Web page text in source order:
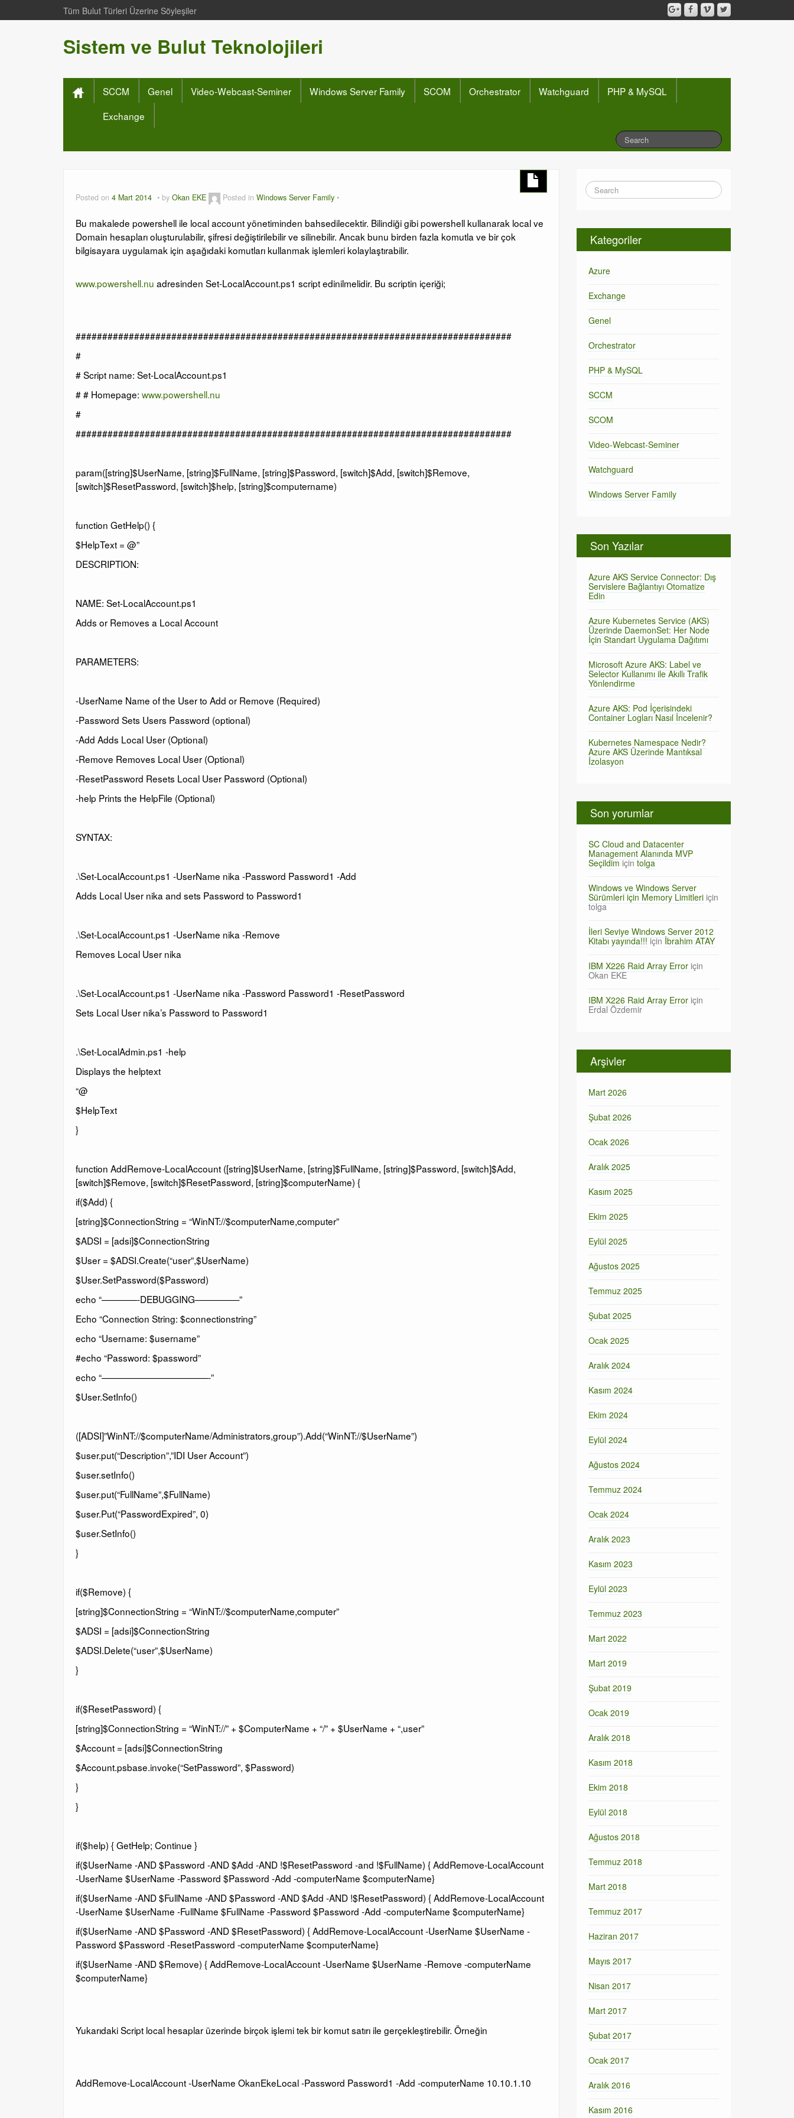
Tüm Bulut Türleri Üzerine Söyleşiler
Sistem ve Bulut Teknolojileri
SCCM Genel Video-Webcast-Seminer Windows Server Family SCOM Orchestrator Watchguard
PHP & MySQL
Exchange
Posted on 4 Mart 2014 by Okan EKE Posted in Windows Server Family
Bu makalede powershell ile local account yönetiminden bahsedilecektir. Bilindiği gibi powershell kullanarak local ve
Domain hesapları oluşturulabilir, şifresi değiştirilebilir ve silinebilir. Ancak bunu birden fazla komutla ve bir çok
bilgisayara uygulamak için aşağıdaki komutları kullanmak işlemleri kolaylaştırabilir.
www.powershell.nu adresinden Set-LocalAccount.ps1 script edinilmelidir. Bu scriptin içeriği;
##################################################################################
#
# Script name: Set-LocalAccount.ps1
# # Homepage: www.powershell.nu
#
##################################################################################
param([string]$UserName, [string]$FullName, [string]$Password, [switch]$Add, [switch]$Remove,
[switch]$ResetPassword, [switch]$help, [string]$computername)
function GetHelp() {
$HelpText = @”
DESCRIPTION:
NAME: Set-LocalAccount.ps1
Adds or Removes a Local Account
PARAMETERS:
-UserName Name of the User to Add or Remove (Required)
-Password Sets Users Password (optional)
-Add Adds Local User (Optional)
-Remove Removes Local User (Optional)
-ResetPassword Resets Local User Password (Optional)
-help Prints the HelpFile (Optional)
SYNTAX:
.\Set-LocalAccount.ps1 -UserName nika -Password Password1 -Add
Adds Local User nika and sets Password to Password1
.\Set-LocalAccount.ps1 -UserName nika -Remove
Removes Local User nika
.\Set-LocalAccount.ps1 -UserName nika -Password Password1 -ResetPassword
Sets Local User nika’s Password to Password1
.\Set-LocalAdmin.ps1 -help
Displays the helptext
“@
$HelpText
}
function AddRemove-LocalAccount ([string]$UserName, [string]$FullName, [string]$Password, [switch]$Add,
[switch]$Remove, [switch]$ResetPassword, [string]$computerName) {
if($Add) {
[string]$ConnectionString = “WinNT://$computerName,computer”
$ADSI = [adsi]$ConnectionString
$User = $ADSI.Create(“user”,$UserName)
$User.SetPassword($Password)
echo “————-DEBUGGING—————”
Echo “Connection String: $connectionstring”
echo “Username: $username”
#echo “Password: $password”
echo “————————————-”
$User.SetInfo()
([ADSI]”WinNT://$computerName/Administrators,group”).Add(“WinNT://$UserName”)
$user.put(“Description”,”IDI User Account”)
$user.setInfo()
$user.put(“FullName”,$FullName)
$user.Put(“PasswordExpired”, 0)
$user.SetInfo()
}
if($Remove) {
[string]$ConnectionString = “WinNT://$computerName,computer”
$ADSI = [adsi]$ConnectionString
$ADSI.Delete(“user”,$UserName)
}
if($ResetPassword) {
[string]$ConnectionString = “WinNT://” + $ComputerName + “/” + $UserName + “,user”
$Account = [adsi]$ConnectionString
$Account.psbase.invoke(“SetPassword”, $Password)
}
}
if($help) { GetHelp; Continue }
if($UserName -AND $Password -AND $Add -AND !$ResetPassword -and !$FullName) { AddRemove-LocalAccount
-UserName $UserName -Password $Password -Add -computerName $computerName}
if($UserName -AND $FullName -AND $Password -AND $Add -AND !$ResetPassword) { AddRemove-LocalAccount
-UserName $UserName -FullName $FullName -Password $Password -Add -computerName $computerName}
if($UserName -AND $Password -AND $ResetPassword) { AddRemove-LocalAccount -UserName $UserName -
Password $Password -ResetPassword -computerName $computerName}
if($UserName -AND $Remove) { AddRemove-LocalAccount -UserName $UserName -Remove -computerName
$computerName}
Yukarıdaki Script local hesaplar üzerinde birçok işlemi tek bir komut satırı ile gerçekleştirebilir. Örneğin
AddRemove-LocalAccount -UserName OkanEkeLocal -Password Password1 -Add -computerName 10.10.1.10
Kategoriler
Azure
Exchange
Genel
Orchestrator
PHP & MySQL
SCCM
SCOM
Video-Webcast-Seminer
Watchguard
Windows Server Family
Son Yazılar
Azure AKS Service Connector: Dış
Servislere Bağlantıyı Otomatize
Edin
Azure Kubernetes Service (AKS)
Üzerinde DaemonSet: Her Node
İçin Standart Uygulama Dağıtımı
Microsoft Azure AKS: Label ve
Selector Kullanımı ile Akıllı Trafik
Yönlendirme
Azure AKS: Pod İçerisindeki
Container Logları Nasıl İncelenir?
Kubernetes Namespace Nedir?
Azure AKS Üzerinde Mantıksal
İzolasyon
Son yorumlar
SC Cloud and Datacenter
Management Alanında MVP
Seçildimiçintolga
Windows ve Windows Server
Sürümleri için Memory Limitleri için
tolga
İleri Seviye Windows Server 2012
Kitabı yayında!!!içinİbrahim ATAY
IBM X226 Raid Array Error için
Okan EKE
IBM X226 Raid Array Error için
Erdal Özdemir
Arşivler
Mart 2026
Şubat 2026
Ocak 2026
Aralık 2025
Kasım 2025
Ekim 2025
Eylül 2025
Ağustos 2025
Temmuz 2025
Şubat 2025
Ocak 2025
Aralık 2024
Kasım 2024
Ekim 2024
Eylül 2024
Ağustos 2024
Temmuz 2024
Ocak 2024
Aralık 2023
Kasım 2023
Eylül 2023
Temmuz 2023
Mart 2022
Mart 2019
Şubat 2019
Ocak 2019
Aralık 2018
Kasım 2018
Ekim 2018
Eylül 2018
Ağustos 2018
Temmuz 2018
Mart 2018
Temmuz 2017
Haziran 2017
Mayıs 2017
Nisan 2017
Mart 2017
Şubat 2017
Ocak 2017
Aralık 2016
Kasım 2016